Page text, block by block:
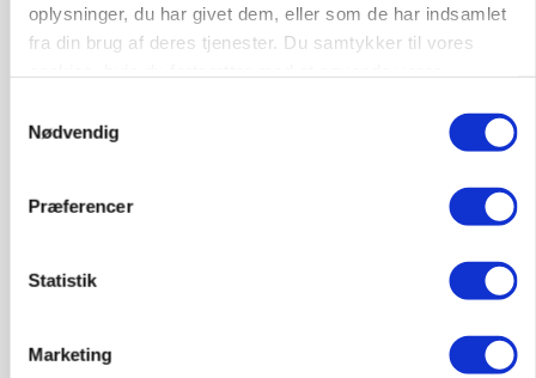
oplysninger, du har givet dem, eller som de har indsamlet
fra din brug af deres tjenester. Du samtykker til vores
Nødvendig
Præferencer
Statistik
Marketing